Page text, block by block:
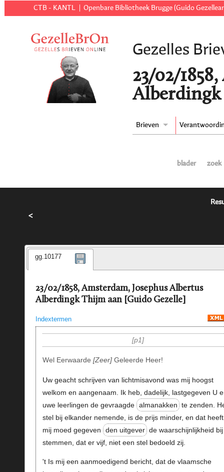
CTB - KANTL Openbare Bibliotheek Brugge (Guido
Gezelles
23/02/
Alberdingk
Brieven
blader zoek
<
gg.10177
23/02/1858, Amsterdam, Josephus Albertus
Alberdingk Thijm aan [Guido Gezelle]
Indextermen
p1
Wel Eerwaarde Zeer Geleerde Heer!
Uw geacht schrijven van lichtmisavond was mij hoogst
welkom en aangenaam. Ik heb, dadelijk, lastgegeven U
uwe leerlingen de gevraagde almanakken te zenden.
stel bij elkander nemende, is de prijs minder, en dat heeft
mij moed gegeven
den uitgever de waarschijnlijkheid
stemmen, dat er vijf, niet een stel bedoeld zij.
't Is mij een aanmoedigend bericht, dat de vlaamsche